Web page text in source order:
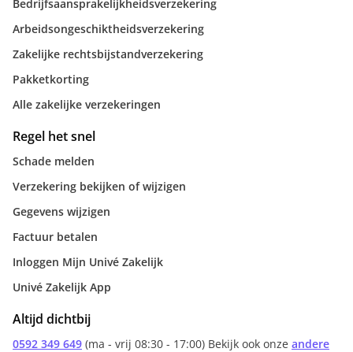
Bedrijfsaansprakelijkheidsverzekering
Arbeidsongeschiktheidsverzekering
Zakelijke rechtsbijstandverzekering
Pakketkorting
Alle zakelijke verzekeringen
Regel het snel
Schade melden
Verzekering bekijken of wijzigen
Gegevens wijzigen
Factuur betalen
Inloggen Mijn Univé Zakelijk
Univé Zakelijk App
Altijd dichtbij
0592 349 649 (ma - vrij 08:30 - 17:00) Bekijk ook onze andere